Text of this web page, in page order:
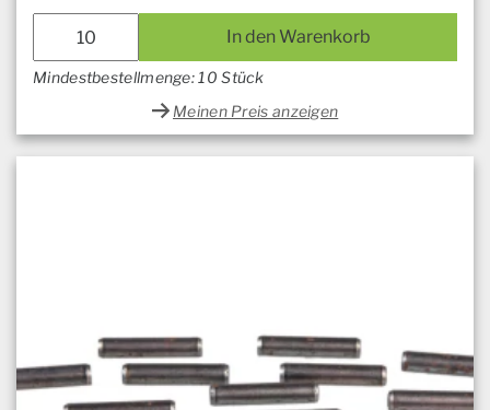
In den Warenkorb
Mindestbestellmenge: 10 Stück
Meinen Preis anzeigen